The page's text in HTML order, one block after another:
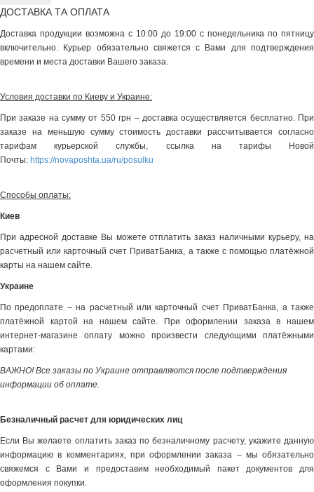
ДОСТАВКА ТА ОПЛАТА
Доставка продукции возможна с 10:00 до 19:00 с понедельника по пятницу
включительно. Курьер обязательно свяжется с Вами для подтверждения
времени и места доставки Вашего заказа.
Условия доставки по Киеву и Украине:
При заказе на сумму от 550 грн – доставка осуществляется бесплатно. При
заказе на меньшую сумму стоимость доставки рассчитывается согласно
тарифам курьерской службы, ссылка на тарифы Новой
Почты: https://novaposhta.ua/ru/posulku
Способы оплаты:
Киев
При адресной доставке Вы можете отплатить заказ наличными курьеру, на
расчетный или карточный счет ПриватБанка, а также с помощью платёжной
карты на нашем сайте.
Украине
По предоплате – на расчетный или карточный счет ПриватБанка, а также
платёжной картой на нашем сайте. При оформлении заказа в нашем
интернет-магазине оплату можно произвести следующими платёжными
картами:
ВАЖНО! Все заказы по Украине отправляются после подтверждения
информации об оплате.
Безналичный расчет для юридических лиц
Если Вы желаете оплатить заказ по безналичному расчету, укажите данную
информацию в комментариях, при оформлении заказа – мы обязательно
свяжемся с Вами и предоставим необходимый пакет документов для
оформления покупки.